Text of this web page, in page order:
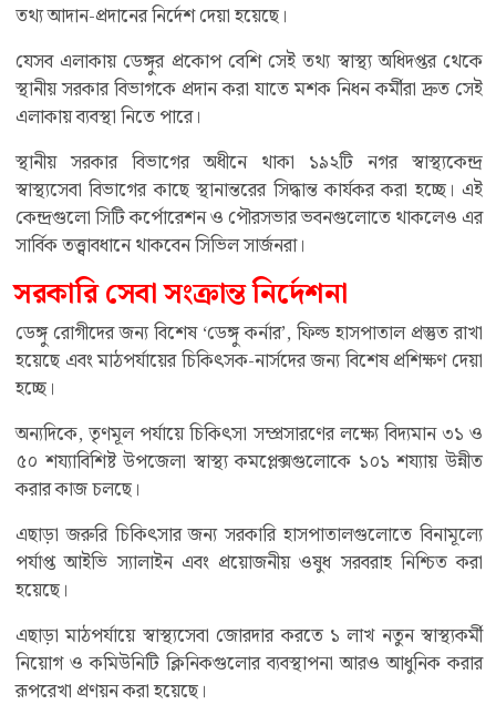
তথ্য আদান-প্রদানের নির্দেশ দেয়া হয়েছে।
যেসব এলাকায় ডেঙ্গুর প্রকোপ বেশি সেই তথ্য স্বাস্থ্য অধিদপ্তর থেকে
স্থানীয় সরকার বিভাগকে প্রদান করা যাতে মশক নিধন কর্মীরা দ্রুত সেই
এলাকায় ব্যবস্থা নিতে পারে।
স্থানীয় সরকার বিভাগের অধীনে থাকা ১৯২টি নগর স্বাস্থ্যকেন্দ্র
স্বাস্থ্যসেবা বিভাগের কাছে স্থানান্তরের সিদ্ধান্ত কার্যকর করা হচ্ছে। এই
কেন্দ্রগুলো সিটি কর্পোরেশন ও পৌরসভার ভবনগুলোতে থাকলেও এর
সার্বিক তত্ত্বাবধানে থাকবেন সিভিল সার্জনরা।
সরকারি সেবা সংক্রান্ত নির্দেশনা
ডেঙ্গু রোগীদের জন্য বিশেষ ‘ডেঙ্গু কর্নার’, ফিল্ড হাসপাতাল প্রস্তুত রাখা
হয়েছে এবং মাঠপর্যায়ের চিকিৎসক-নার্সদের জন্য বিশেষ প্রশিক্ষণ দেয়া
হচ্ছে।
অন্যদিকে, তৃণমূল পর্যায়ে চিকিৎসা সম্প্রসারণের লক্ষ্যে বিদ্যমান ৩১ ও
৫০ শয্যাবিশিষ্ট উপজেলা স্বাস্থ্য কমপ্লেক্সগুলোকে ১০১ শয্যায় উন্নীত
করার কাজ চলছে।
এছাড়া জরুরি চিকিৎসার জন্য সরকারি হাসপাতালগুলোতে বিনামূল্যে
পর্যাপ্ত আইভি স্যালাইন এবং প্রয়োজনীয় ওষুধ সরবরাহ নিশ্চিত করা
হয়েছে।
এছাড়া মাঠপর্যায়ে স্বাস্থ্যসেবা জোরদার করতে ১ লাখ নতুন স্বাস্থ্যকর্মী
নিয়োগ ও কমিউনিটি ক্লিনিকগুলোর ব্যবস্থাপনা আরও আধুনিক করার
রূপরেখা প্রণয়ন করা হয়েছে।